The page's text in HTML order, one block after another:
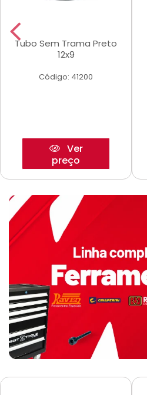
Tubo Sem Trama Preto
12x9
Código: 41200
Ver
preço